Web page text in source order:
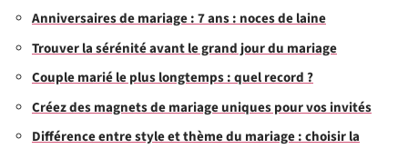
Anniversaires de mariage : 7 ans : noces de laine
Trouver la sérénité avant le grand jour du mariage
Couple marié le plus longtemps : quel record ?
Créez des magnets de mariage uniques pour vos invités
Différence entre style et thème du mariage : choisir la